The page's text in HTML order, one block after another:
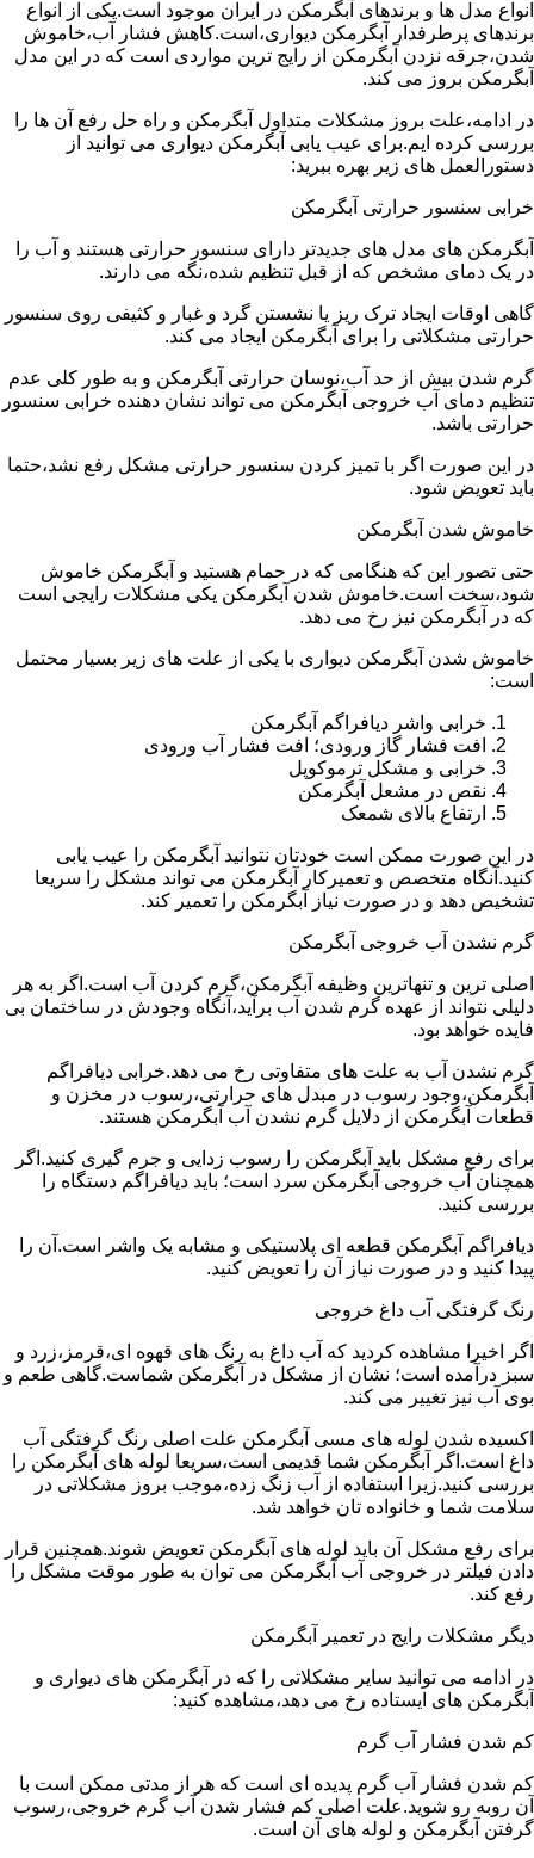
انواع مدل ها و برندهای آبگرمکن در ایران موجود است.یکی از انواع
برندهای پرطرفدار آبگرمکن دیواری،است.کاهش فشار آب،خاموش
شدن،جرقه نزدن آبگرمکن از رایج ترین مواردی است که در این مدل
آبگرمکن بروز می کند.
در ادامه،علت بروز مشکلات متداول آبگرمکن و راه حل رفع آن ها را
بررسی کرده ایم.برای عیب یابی آبگرمکن دیواری می توانید از
دستورالعمل های زیر بهره ببرید:
خرابی سنسور حرارتی آبگرمکن
آبگرمکن های مدل های جدیدتر دارای سنسور حرارتی هستند و آب را
در یک دمای مشخص که از قبل تنظیم شده،نگه می دارند.
گاهی اوقات ایجاد ترک ریز یا نشستن گرد و غبار و کثیفی روی سنسور
حرارتی مشکلاتی را برای آبگرمکن ایجاد می کند.
گرم شدن بیش از حد آب،نوسان حرارتی آبگرمکن و به طور کلی عدم
تنظیم دمای آب خروجی آبگرمکن می تواند نشان دهنده خرابی سنسور
حرارتی باشد.
در این صورت اگر با تمیز کردن سنسور حرارتی مشکل رفع نشد،حتما
باید تعویض شود.
خاموش شدن آبگرمکن
حتی تصور این که هنگامی که در حمام هستید و آبگرمکن خاموش
شود،سخت است.خاموش شدن آبگرمکن یکی مشکلات رایجی است
که در آبگرمکن نیز رخ می دهد.
خاموش شدن آبگرمکن دیواری با یکی از علت های زیر بسیار محتمل
است:
خرابی واشر دیافراگم آبگرمکن
افت فشار گاز ورودی؛ افت فشار آب ورودی
خرابی و مشکل ترموکوپل
نقص در مشعل آبگرمکن
ارتفاع بالای شمعک
در این صورت ممکن است خودتان نتوانید آبگرمکن را عیب یابی
کنید.آنگاه متخصص و تعمیرکار آبگرمکن می تواند مشکل را سریعا
تشخیص دهد و در صورت نیاز آبگرمکن را تعمیر کند.
گرم نشدن آب خروجی آبگرمکن
اصلی ترین و تنهاترین وظیفه آبگرمکن،گرم کردن آب است.اگر به هر
دلیلی نتواند از عهده گرم شدن آب برآید،آنگاه وجودش در ساختمان بی
فایده خواهد بود.
گرم نشدن آب به علت های متفاوتی رخ می دهد.خرابی دیافراگم
آبگرمکن،وجود رسوب در مبدل های حرارتی،رسوب در مخزن و
قطعات آبگرمکن از دلایل گرم نشدن آب آبگرمکن هستند.
برای رفع مشکل باید آبگرمکن را رسوب زدایی و جرم گیری کنید.اگر
همچنان آب خروجی آبگرمکن سرد است؛ باید دیافراگم دستگاه را
بررسی کنید.
دیافراگم آبگرمکن قطعه ای پلاستیکی و مشابه یک واشر است.آن را
پیدا کنید و در صورت نیاز آن را تعویض کنید.
رنگ گرفتگی آب داغ خروجی
اگر اخیرا مشاهده کردید که آب داغ به رنگ های قهوه ای،قرمز،زرد و
سبز درآمده است؛ نشان از مشکل در آبگرمکن شماست.گاهی طعم و
بوی آب نیز تغییر می کند.
اکسیده شدن لوله های مسی آبگرمکن علت اصلی رنگ گرفتگی آب
داغ است.اگر آبگرمکن شما قدیمی است،سریعا لوله های آبگرمکن را
بررسی کنید.زیرا استفاده از آب زنگ زده،موجب بروز مشکلاتی در
سلامت شما و خانواده تان خواهد شد.
برای رفع مشکل آن باید لوله های آبگرمکن تعویض شوند.همچنین قرار
دادن فیلتر در خروجی آب آبگرمکن می توان به طور موقت مشکل را
رفع کند.
دیگر مشکلات رایج در تعمیر آبگرمکن
در ادامه می توانید سایر مشکلاتی را که در آبگرمکن های دیواری و
آبگرمکن های ایستاده رخ می دهد،مشاهده کنید:
کم شدن فشار آب گرم
کم شدن فشار آب گرم پدیده ای است که هر از مدتی ممکن است با
آن روبه رو شوید.علت اصلی کم فشار شدن آب گرم خروجی،رسوب
گرفتن آبگرمکن و لوله های آن است.